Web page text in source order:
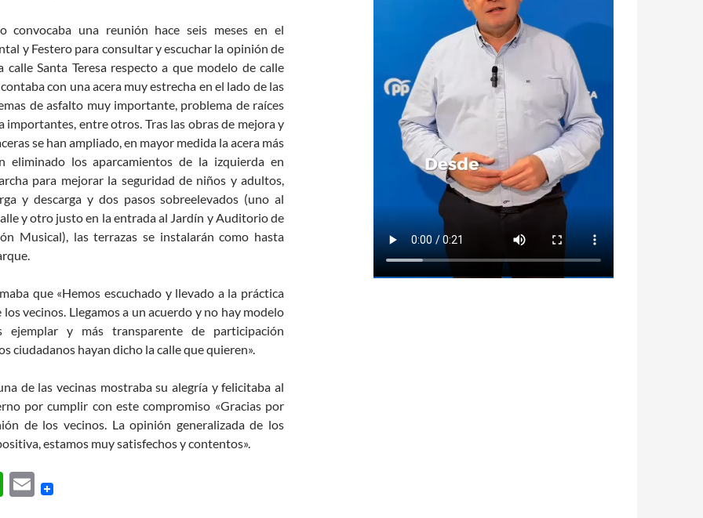
convocaba una reunión hace seis meses en el
y Festero para consultar y escuchar la opinión de
calle Santa Teresa respecto a que modelo de calle
con una acera muy estrecha en el lado de las
de asfalto muy importante, problema de raíces
importantes, entre otros. Tras las obras de mejora y
se han ampliado, en mayor medida la acera más
eliminado los aparcamientos de la izquierda en
para mejorar la seguridad de niños y adultos,
y descarga y dos pasos sobreelevados (uno al
y otro justo en la entrada al Jardín y Auditorio de
Musical), las terrazas se instalarán como hasta
que «Hemos escuchado y llevado a la práctica
los vecinos. Llegamos a un acuerdo y no hay modelo
ejemplar y más transparente de participación
ciudadanos hayan dicho la calle que quieren».
de las vecinas mostraba su alegría y felicitaba al
por cumplir con este compromiso «Gracias por
de los vecinos. La opinión generalizada de los
estamos muy satisfechos y contentos».
W E